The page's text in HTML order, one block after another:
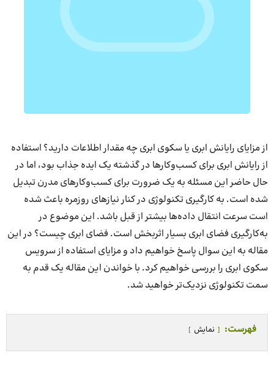
از مزایای رایانش ابری یا سکوی ابری چه مقدار اطلاعات دارید؟ استفاده
از رایانش ابری برای کسب‌و‌کارها در گذشته یک ایده جذاب بود، اما در
حال حاضر این مسئله به یک ضرورت برای کسب‌و‌کارهای مدرن تبدیل
شده است. به کارگیری تکنولوژی در کنار نیازهای روزمره باعث شده
است سرعت انتقال داده‌ها بیشتر از قبل باشد. این موضوع در
به‌کارگیری فضای ابری بسیار اثربخش است. فضای ابری چیست؟ در این
مقاله به این سوال پاسخ خواهیم داد و مزایای استفاده از سرویس
سکوی ابری را بررسی خواهیم کرد. با خواندن این مقاله یک قدم به
سمت تکنولوژی نزدیک‌تر خواهید شد.
فهرست: نمایش